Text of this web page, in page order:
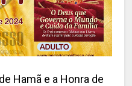
Hamã e a Honra de